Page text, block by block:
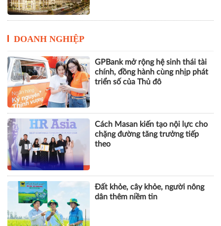
Cách Masan kiến tạo nội lực cho
chặng đường tăng trưởng tiếp
theo
Đất khỏe, cây khỏe, người nông
dân thêm niềm tin
Từ dinh dưỡng đến khát vọng:
Hành trình 50 năm đồng hành